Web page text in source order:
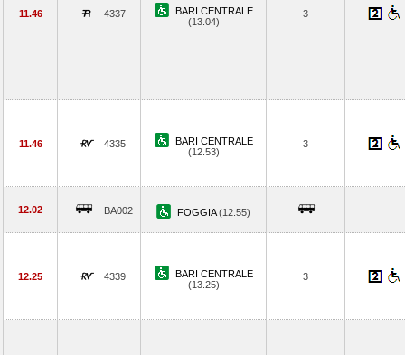
11.46 4337
BARI CENTRALE
(13.04)
3
11.46 4335
BARI CENTRALE
(12.53)
3
12.02 BA002 FOGGIA(12.55)
12.25 4339
BARI CENTRALE
(13.25)
3